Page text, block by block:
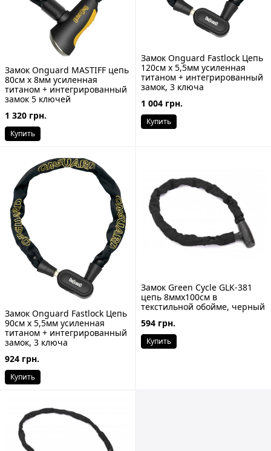
Замок Onguard MASTIFF цепь
80cм x 8мм усиленная
титаном + интегрированный
замок 5 ключей
1 320 грн.
Купить
Замок Onguard Fastlock Цепь
120cм x 5,5мм усиленная
титаном + интегрированный
замок, 3 ключа
1 004 грн.
Купить
Замок Onguard Fastlock Цепь
90cм x 5,5мм усиленная
титаном + интегрированный
замок, 3 ключа
924 грн.
Купить
Замок Green Cycle GLK-381
цепь 8ммx100см в
текстильной обойме, черный
594 грн.
Купить